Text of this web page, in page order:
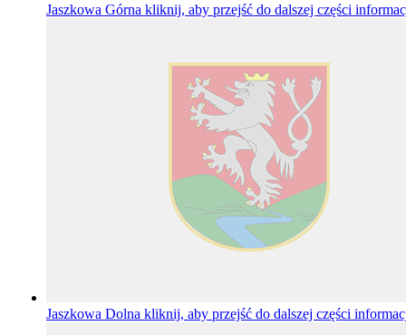
Jaszkowa Górna kliknij, aby przejść do dalszej części
Jaszkowa Dolna kliknij, aby przejść do dalszej części